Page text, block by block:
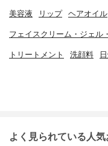
美容液 リップ ヘアオイル
フェイスクリーム・ジェル
トリートメント 洗顔料
よく見られている人